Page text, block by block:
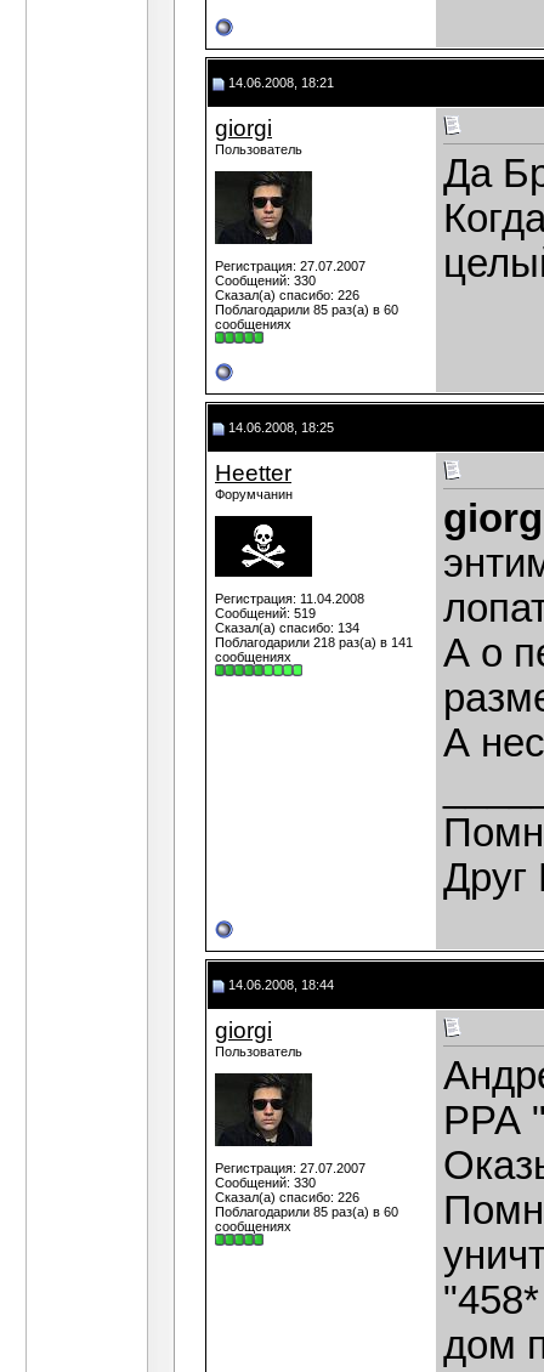
14.06.2008, 18:21
giorgi
Пользователь
Регистрация: 27.07.2007
Сообщений: 330
Сказал(а) спасибо: 226
Поблагодарили 85 раз(а) в 60
сообщениях
Да
14.06.2008, 18:25
Heetter
Форумчанин
Регистрация: 11.04.2008
Сообщений: 519
Сказал(а) спасибо: 134
Поблагодарили 218 раз(а) в 141
сообщениях
А о
А
Друг
14.06.2008, 18:44
giorgi
Пользователь
Регистрация: 27.07.2007
Сообщений: 330
Сказал(а) спасибо: 226
Поблагодарили 85 раз(а) в 60
сообщениях
РРА
дом